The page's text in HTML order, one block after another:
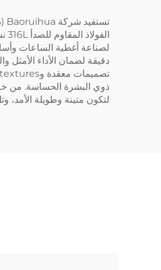
دقيقة لضمان الأداء الأمثل
لتكون متينة وطويلة